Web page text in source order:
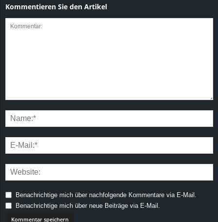
Kommentieren Sie den Artikel
Benachrichtige mich über nachfolgende Kommentare via E-Mail.
Benachrichtige mich über neue Beiträge via E-Mail.